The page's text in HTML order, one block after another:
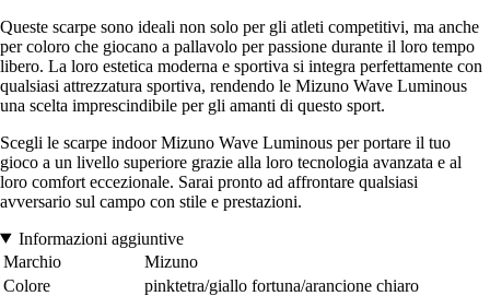
Queste scarpe sono ideali non solo per gli atleti competitivi, ma anche
per coloro che giocano a pallavolo per passione durante il loro tempo
libero. La loro estetica moderna e sportiva si integra perfettamente con
qualsiasi attrezzatura sportiva, rendendo le Mizuno Wave Luminous
una scelta imprescindibile per gli amanti di questo sport.
Scegli le scarpe indoor Mizuno Wave Luminous per portare il tuo
gioco a un livello superiore grazie alla loro tecnologia avanzata e al
loro comfort eccezionale. Sarai pronto ad affrontare qualsiasi
avversario sul campo con stile e prestazioni.
Informazioni aggiuntive
Marchio
Mizuno
Colore
pinktetra/giallo fortuna/arancione chiaro